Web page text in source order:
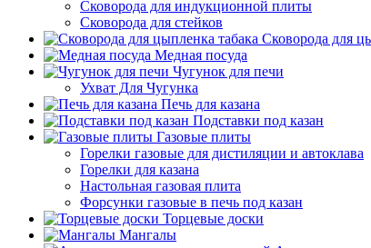
Сковорода для индукционной плиты
Сковорода для стейков
Сковорода для
Медная посуда
Чугунок для печи
Ухват Для Чугунка
Печь для казана
Подставки под казан
Газовые плиты
Горелки газовые для дистиляции и автоклава
Горелки для казана
Настольная газовая плита
Форсунки газовые в печь под казан
Торцевые доски
Мангалы